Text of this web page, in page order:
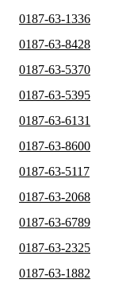
0187-63-1336
0187-63-8428
0187-63-5370
0187-63-5395
0187-63-6131
0187-63-8600
0187-63-5117
0187-63-2068
0187-63-6789
0187-63-2325
0187-63-1882